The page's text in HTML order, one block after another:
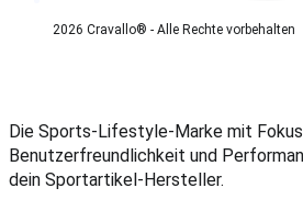
2026 Cravallo® - Alle Rechte vorbehalten
Die Sports-Lifestyle-Marke mit
Benutzerfreundlichkeit und
dein Sportartikel-Hersteller.